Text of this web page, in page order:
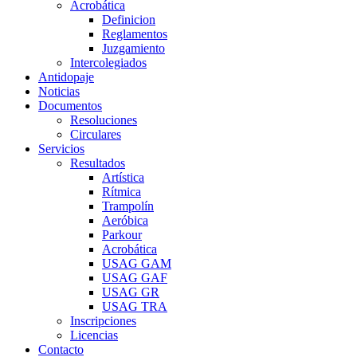
Acrobática
Definicion
Reglamentos
Juzgamiento
Intercolegiados
Antidopaje
Noticias
Documentos
Resoluciones
Circulares
Servicios
Resultados
Artística
Rítmica
Trampolín
Aeróbica
Parkour
Acrobática
USAG GAM
USAG GAF
USAG GR
USAG TRA
Inscripciones
Licencias
Contacto